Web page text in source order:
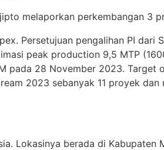
melaporkan perkembangan 3
Persetujuan pengalihan PI
peak production 9,5 MTP
pada 28 November 2023.
2023 sebanyak 11 proyek dan
Lokasinya berada di